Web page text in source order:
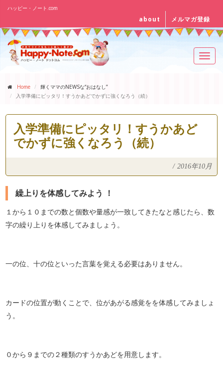
ハッピー・ノート.com
about メルマガ登録
Home
輝くママのNEWSな“おはなし”
入学準備にピッタリ！すうかあどでかずに強くなろう（続）
入学準備にピッタリ！すうかあど
でかずに強くなろう（続）
/ 2016年10月
繰上りを体感してみよう ！
１から１０までの数と個数や量感が一致してきたなと感じたら、数
字の繰り上りを体感してみましょう。
一の位、十の位といった言葉を覚える必要はありません。
カードの位置が動くことで、位があがる感覚をを体感してみましょ
う。
０から９までの２種類のすうかあどを用意します。